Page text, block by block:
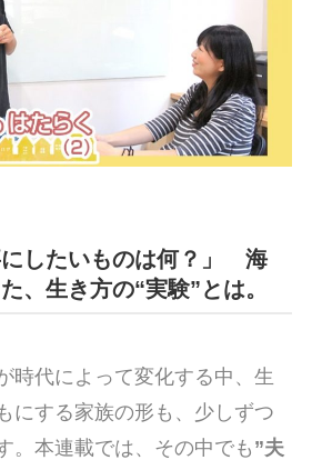
にしたいものは何？」 海
、生き方の“実験”とは。
時代によって変化する中、生
にする家族の形も、少しずつ
。本連載では、その中でも ”夫